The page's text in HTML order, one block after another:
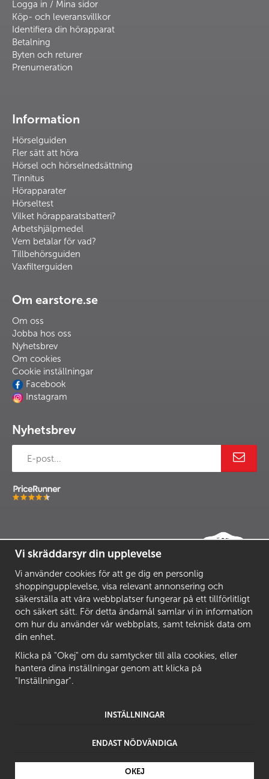
Logga in / Mina sidor
Köp- och leveransvillkor
Identifiera din hörapparat
Betalning
Byten och returer
Prenumeration
Information
Hörselguiden
Fler sätt att höra
Hörsel och hörselnedsättning
Tinnitus
Hörapparater
Hörseltest
Vilket hörapparatsbatteri?
Arbetshjälpmedel
Vem betalar för vad?
Tillbehörsguiden
Vaxfilterguiden
Om earstore.se
Om oss
Jobba hos oss
Nyhetsbrev
Om cookies
Cookie inställningar
Facebook
Instagram
Nyhetsbrev
Drift & produktion:Wikinggruppen
Vi skräddarsyr din upplevelse
Vi använder cookies för att ge dig en personlig
shoppingupplevelse, visa relevant annonsering och
säkerställa att våra webbplatser fungerar på ett tillförlitligt
och säkert sätt. För detta ändamål samlar vi in information
om hur du använder vår webbplats, samt teknisk data om
din enhet.
Klicka på "Okej" om du samtycker till alla cookies, eller
hantera dina inställningar genom att klicka på
"Inställningar".
INSTÄLLNINGAR
ENDAST NÖDVÄNDIGA
OKEJ